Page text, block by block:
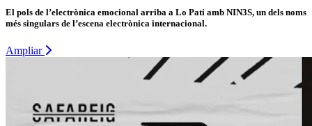
El pols de l’electrònica emocional arriba a Lo Pati amb NIN3S, un dels noms
més singulars de l’escena electrònica internacional.
Ampliar